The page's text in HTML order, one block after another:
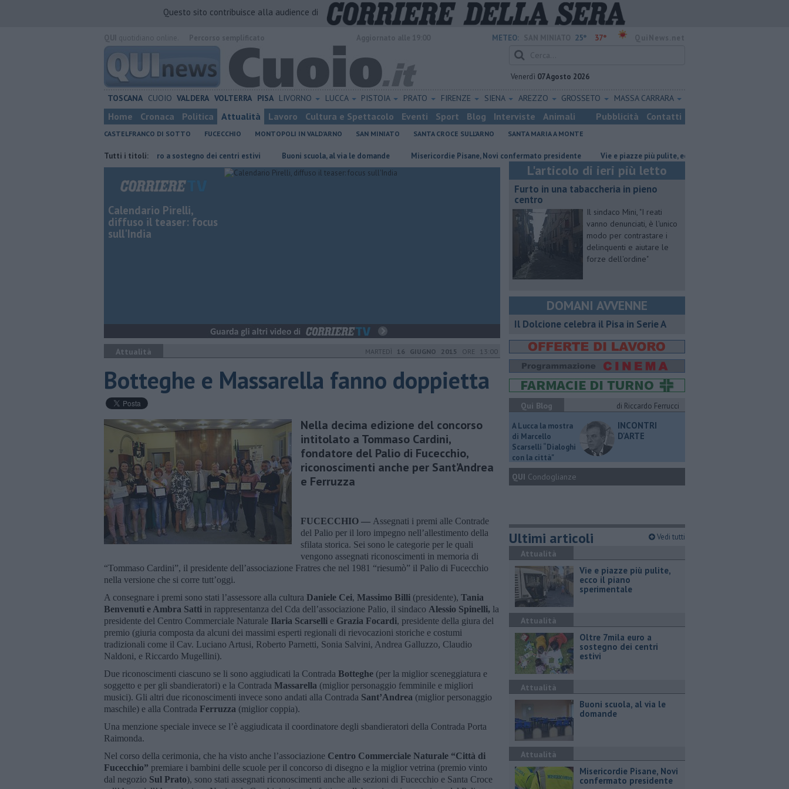
Questo sito contribuisce alla audience di
METEO: 25° 37°
Venerdì 07 Agosto 2026
TOSCANA CUOIO VALDERA VOLTERRA PISA LIVORNO LUCCA PISTOIA PRATO FIRENZE SIENA AREZZO GROSSETO MASSA CARRARA
Home Cronaca Politica Attualità Lavoro Cultura e Spettacolo Eventi Sport Blog Interviste Animali Pubblicità Contatti
CASTELFRANCO DI SOTTO FUCECCHIO MONTOPOLI IN VALD'ARNO SAN MINIATO SANTA CROCE SULL'ARNO SANTA MARIA A MONTE
Tutti i titoli:
Oltre 7mila euro a sostegno dei centri estivi Buoni scuola, al via le domande Misericordie Pisane, Novi confermato presidente Vie e piazze più pulite, ecco il piano sperimentale
Calendario Pirelli,
diffuso il teaser: focus
sull'India
Attualità MARTEDÌ 16 GIUGNO 2015 ORE 13:00
Botteghe e Massarella fanno doppietta
Nella decima edizione del concorso
intitolato a Tommaso Cardini,
fondatore del Palio di Fucecchio,
riconoscimenti anche per Sant’Andrea
e Ferruzza
FUCECCHIO — Assegnati i premi alle Contrade
del Palio per il loro impegno nell’allestimento della
sfilata storica. Sei sono le categorie per le quali
vengono assegnati riconoscimenti in memoria di
“Tommaso Cardini”, il presidente dell’associazione Fratres che nel 1981 “riesumò” il Palio di Fucecchio
nella versione che si corre tutt’oggi.
A consegnare i premi sono stati l’assessore alla cultura Daniele Cei, Massimo Billi (presidente), Tania
Benvenuti e Ambra Satti in rappresentanza del Cda dell’associazione Palio, il sindaco Alessio Spinelli, la
presidente del Centro Commerciale Naturale Ilaria Scarselli e Grazia Focardi, presidente della giura del
premio (giuria composta da alcuni dei massimi esperti regionali di rievocazioni storiche e costumi
tradizionali come il Cav. Luciano Artusi, Roberto Parnetti, Sonia Salvini, Andrea Galluzzo, Claudio
Naldoni, e Riccardo Mugellini).
Due riconoscimenti ciascuno se li sono aggiudicati la Contrada Botteghe (per la miglior sceneggiatura e
soggetto e per gli sbandieratori) e la Contrada Massarella (miglior personaggio femminile e migliori
musici). Gli altri due riconoscimenti invece sono andati alla Contrada Sant’Andrea (miglior personaggio
maschile) e alla Contrada Ferruzza (miglior coppia).
Una menzione speciale invece se l’è aggiudicata il coordinatore degli sbandieratori della Contrada Porta
Raimonda.
Nel corso della cerimonia, che ha visto anche l’associazione Centro Commerciale Naturale “Città di
Fucecchio” premiare i bambini delle scuole per il concorso di disegno e la miglior vetrina (premio vinto
dal negozio Sul Prato), sono stati assegnati riconoscimenti anche alle sezioni di Fucecchio e Santa Croce
L'articolo di ieri più letto
Furto in una tabaccheria in pieno
centro
Il sindaco Mini, "I reati
vanno denunciati, è l'unico
modo per contrastare i
delinquenti e aiutare le
forze dell'ordine"
DOMANI AVVENNE
Il Dolcione celebra il Pisa in Serie A
Qui Blog
di Riccardo Ferrucci
A Lucca la mostra
di Marcello
Scarselli “Dialoghi
con la città"
INCONTRI
D'ARTE
QUI Condoglianze
Ultimi articoli Vedi tutti
Attualità
Vie e piazze più pulite,
ecco il piano
sperimentale
Attualità
Oltre 7mila euro a
sostegno dei centri
estivi
Attualità
Buoni scuola, al via le
domande
Attualità
Misericordie Pisane, Novi
confermato presidente